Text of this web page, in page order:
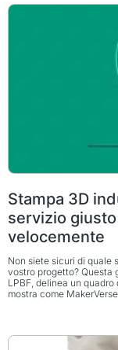
Stampa 3D
servizio
velocemente
Non siete sicuri di quale
vostro progetto? Questa
LPBF, delinea un
mostra come MakerVerse